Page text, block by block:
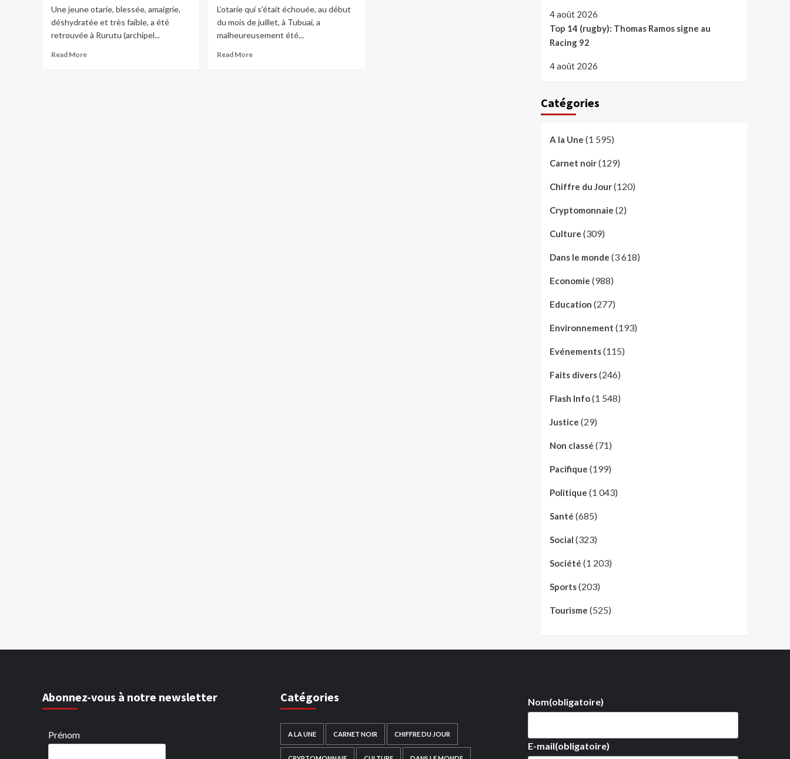
Une jeune otarie, blessée, amaigrie,
déshydratée et très faible, a été
retrouvée à Rurutu (archipel...
Read More
L’otarie qui s’était échouée, au début
du mois de juillet, à Tubuai, a
malheureusement été...
Read More
4 août 2026
Top 14 (rugby): Thomas Ramos signe au
Racing 92
4 août 2026
Catégories
A la Une (1 595)
Carnet noir(129)
Chiffre du Jour(120)
Cryptomonnaie (2)
Culture (309)
Dans le monde (3 618)
Economie (988)
Education (277)
Environnement (193)
Evénements(115)
Faits divers(246)
Flash Info(1 548)
Justice (29)
Non classé (71)
Pacifique (199)
Politique (1 043)
Santé (685)
Social (323)
Société (1 203)
Sports(203)
Tourisme (525)
Abonnez-vous à notre newsletter
Prénom
Catégories
A LA UNE CARNET NOIR CHIFFRE DU JOUR
Nom(obligatoire)
E-mail(obligatoire)